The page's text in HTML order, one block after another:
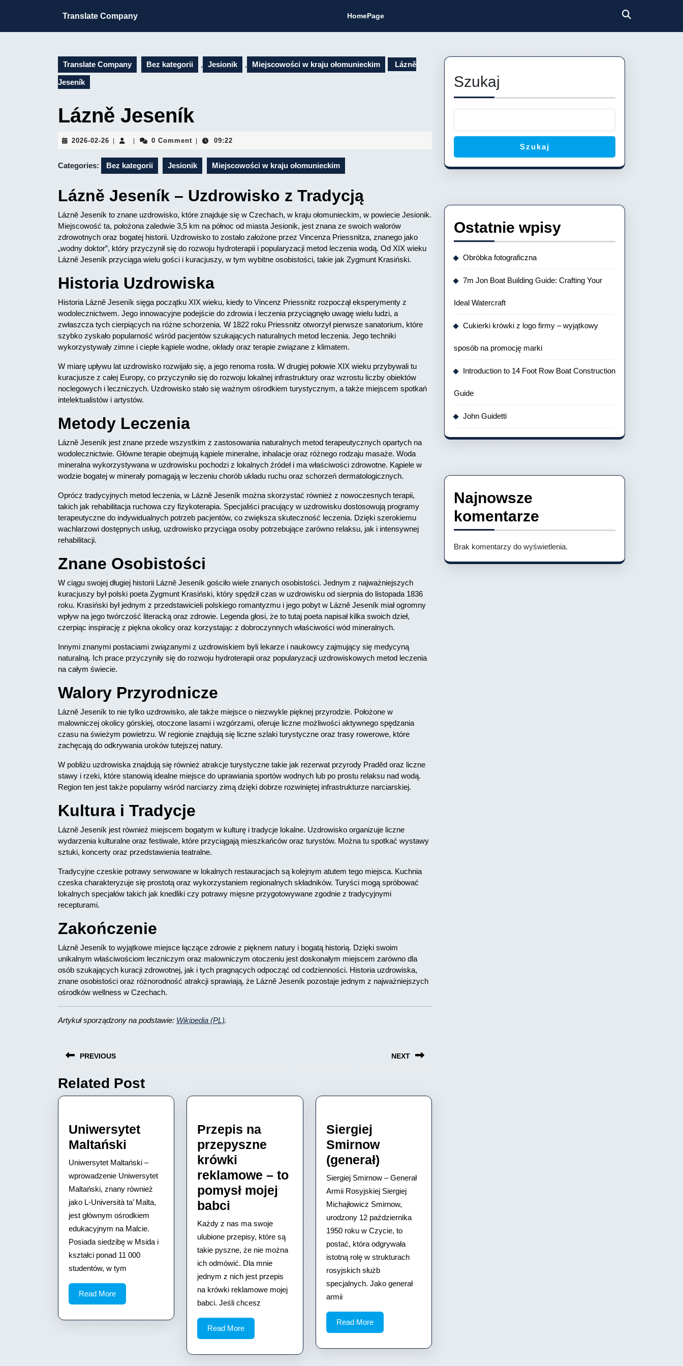
Translate Company HomePage
Translate Company Bez kategorii , Jesionik , Miejscowości w kraju ołomunieckim Lázně
Jeseník
Lázně Jeseník
2026-02-26 2026-
26
0 Comment 09:22
Categories: Bez kategorii Jesionik Miejscowości w kraju ołomunieckim
Lázně Jeseník – Uzdrowisko z Tradycją
Lázně Jeseník to znane uzdrowisko, które znajduje się w Czechach, w kraju ołomunieckim, w powiecie Jesionik.
Miejscowość ta, położona zaledwie 3,5 km na północ od miasta Jesionik, jest znana ze swoich walorów
zdrowotnych oraz bogatej historii. Uzdrowisko to zostało założone przez Vincenza Priessnitza, znanego jako
„wodny doktor”, który przyczynił się do rozwoju hydroterapii i popularyzacji metod leczenia wodą. Od XIX wieku
Lázně Jeseník przyciąga wielu gości i kuracjuszy, w tym wybitne osobistości, takie jak Zygmunt Krasiński.
Historia Uzdrowiska
Historia Lázně Jeseník sięga początku XIX wieku, kiedy to Vincenz Priessnitz rozpoczął eksperymenty z
wodolecznictwem. Jego innowacyjne podejście do zdrowia i leczenia przyciągnęło uwagę wielu ludzi, a
zwłaszcza tych cierpiących na różne schorzenia. W 1822 roku Priessnitz otworzył pierwsze sanatorium, które
szybko zyskało popularność wśród pacjentów szukających naturalnych metod leczenia. Jego techniki
wykorzystywały zimne i ciepłe kąpiele wodne, okłady oraz terapie związane z klimatem.
W miarę upływu lat uzdrowisko rozwijało się, a jego renoma rosła. W drugiej połowie XIX wieku przybywali tu
kuracjusze z całej Europy, co przyczyniło się do rozwoju lokalnej infrastruktury oraz wzrostu liczby obiektów
noclegowych i leczniczych. Uzdrowisko stało się ważnym ośrodkiem turystycznym, a także miejscem spotkań
intelektualistów i artystów.
Metody Leczenia
Lázně Jeseník jest znane przede wszystkim z zastosowania naturalnych metod terapeutycznych opartych na
wodolecznictwie. Główne terapie obejmują kąpiele mineralne, inhalacje oraz różnego rodzaju masaże. Woda
mineralna wykorzystywana w uzdrowisku pochodzi z lokalnych źródeł i ma właściwości zdrowotne. Kąpiele w
wodzie bogatej w minerały pomagają w leczeniu chorób układu ruchu oraz schorzeń dermatologicznych.
Oprócz tradycyjnych metod leczenia, w Lázně Jeseník można skorzystać również z nowoczesnych terapii,
takich jak rehabilitacja ruchowa czy fizykoterapia. Specjaliści pracujący w uzdrowisku dostosowują programy
terapeutyczne do indywidualnych potrzeb pacjentów, co zwiększa skuteczność leczenia. Dzięki szerokiemu
wachlarzowi dostępnych usług, uzdrowisko przyciąga osoby potrzebujące zarówno relaksu, jak i intensywnej
rehabilitacji.
Znane Osobistości
W ciągu swojej długiej historii Lázně Jeseník gościło wiele znanych osobistości. Jednym z najważniejszych
kuracjuszy był polski poeta Zygmunt Krasiński, który spędził czas w uzdrowisku od sierpnia do listopada 1836
roku. Krasiński był jednym z przedstawicieli polskiego romantyzmu i jego pobyt w Lázně Jeseník miał ogromny
wpływ na jego twórczość literacką oraz zdrowie. Legenda głosi, że to tutaj poeta napisał kilka swoich dzieł,
czerpiąc inspirację z piękna okolicy oraz korzystając z dobroczynnych właściwości wód mineralnych.
Innymi znanymi postaciami związanymi z uzdrowiskiem byli lekarze i naukowcy zajmujący się medycyną
naturalną. Ich prace przyczyniły się do rozwoju hydroterapii oraz popularyzacji uzdrowiskowych metod leczenia
na całym świecie.
Walory Przyrodnicze
Lázně Jeseník to nie tylko uzdrowisko, ale także miejsce o niezwykle pięknej przyrodzie. Położone w
malowniczej okolicy górskiej, otoczone lasami i wzgórzami, oferuje liczne możliwości aktywnego spędzania
czasu na świeżym powietrzu. W regionie znajdują się liczne szlaki turystyczne oraz trasy rowerowe, które
zachęcają do odkrywania uroków tutejszej natury.
W pobliżu uzdrowiska znajdują się również atrakcje turystyczne takie jak rezerwat przyrody Praděd oraz liczne
stawy i rzeki, które stanowią idealne miejsce do uprawiania sportów wodnych lub po prostu relaksu nad wodą.
Region ten jest także popularny wśród narciarzy zimą dzięki dobrze rozwiniętej infrastrukturze narciarskiej.
Kultura i Tradycje
Lázně Jeseník jest również miejscem bogatym w kulturę i tradycje lokalne. Uzdrowisko organizuje liczne
wydarzenia kulturalne oraz festiwale, które przyciągają mieszkańców oraz turystów. Można tu spotkać wystawy
sztuki, koncerty oraz przedstawienia teatralne.
Tradycyjne czeskie potrawy serwowane w lokalnych restauracjach są kolejnym atutem tego miejsca. Kuchnia
czeska charakteryzuje się prostotą oraz wykorzystaniem regionalnych składników. Turyści mogą spróbować
lokalnych specjałów takich jak knedliki czy potrawy mięsne przygotowywane zgodnie z tradycyjnymi
recepturami.
Zakończenie
Lázně Jeseník to wyjątkowe miejsce łączące zdrowie z pięknem natury i bogatą historią. Dzięki swoim
unikalnym właściwościom leczniczym oraz malowniczym otoczeniu jest doskonałym miejscem zarówno dla
osób szukających kuracji zdrowotnej, jak i tych pragnących odpocząć od codzienności. Historia uzdrowiska,
znane osobistości oraz różnorodność atrakcji sprawiają, że Lázně Jeseník pozostaje jednym z najważniejszych
ośrodków wellness w Czechach.
Artykuł sporządzony na podstawie: Wikipedia (PL).
wpisu
PREVIOUS
Previous
post:
NEXT
post:
Related Post
Uniwersytet
Maltański
Maltański
Uniwersytet Maltański –
wprowadzenie Uniwersytet
Maltański, znany również
jako L-Università ta’ Malta,
jest głównym ośrodkiem
edukacyjnym na Malcie.
Posiada siedzibę w Msida i
kształci ponad 11 000
studentów, w tym
Read MoreRead
More
Przepis na
przepyszne
krówki
reklamowe – to
pomysł mojej
babci
na
przepyszne
krówki
reklamowe
–
to
mojej
babci
Każdy z nas ma swoje
ulubione przepisy, które są
takie pyszne, że nie można
ich odmówić. Dla mnie
jednym z nich jest przepis
na krówki reklamowe mojej
babci. Jeśli chcesz
Read MoreRead
More
Siergiej
Smirnow
(generał)Siergiej
Smirnow
(generał)
Siergiej Smirnow – Generał
Armii Rosyjskiej Siergiej
Michajłowicz Smirnow,
urodzony 12 października
1950 roku w Czycie, to
postać, która odgrywała
istotną rolę w strukturach
rosyjskich służb
specjalnych. Jako generał
armii
Read MoreRead
More
Szukaj
Szukaj
Ostatnie wpisy
Obróbka fotograficzna
7m Jon Boat Building Guide: Crafting Your
Ideal Watercraft
Cukierki krówki z logo firmy – wyjątkowy
sposób na promocję marki
Introduction to 14 Foot Row Boat Construction
Guide
John Guidetti
Najnowsze
komentarze
Brak komentarzy do wyświetlenia.